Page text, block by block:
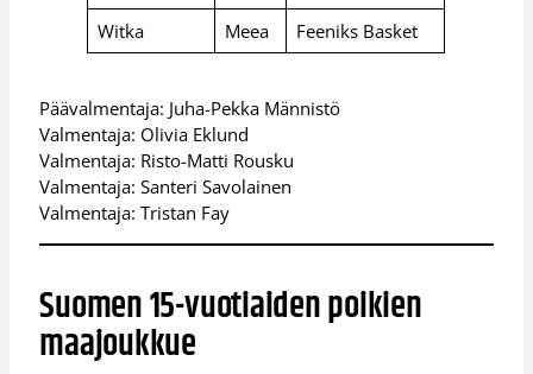
Witka
Meea Feeniks Basket
Päävalmentaja: Juha-Pekka Männistö
Valmentaja: Olivia Eklund
Valmentaja: Risto-Matti Rousku
Valmentaja: Santeri Savolainen
Valmentaja: Tristan Fay
Suomen 15-vuotiaiden poikien
maajoukkue